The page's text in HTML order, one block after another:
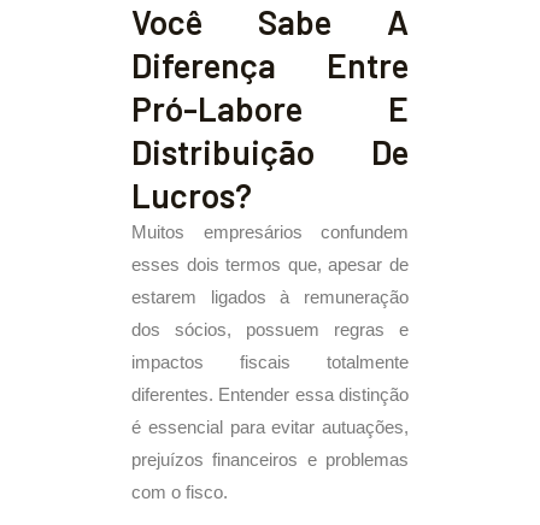
Você Sabe A
Diferença Entre
Pró-Labore E
Distribuição De
Lucros?
Muitos empresários confundem
esses dois termos que, apesar de
estarem ligados à remuneração
dos sócios, possuem regras e
impactos fiscais totalmente
diferentes. Entender essa distinção
é essencial para evitar autuações,
prejuízos financeiros e problemas
com o fisco.